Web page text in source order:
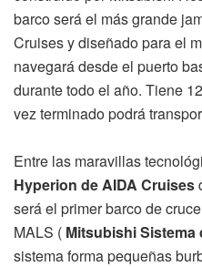
barco será el más grande
Cruises y diseñado para el
navegará desde el puerto
durante todo el año. Tiene
vez terminado podrá
Entre las maravillas
Hyperion de AIDA Cruises
será el primer barco de
MALS ( Mitsubishi
sistema forma pequeñas